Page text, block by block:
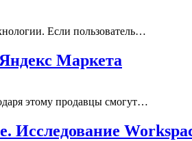
Если пользователь…
Маркета
этому продавцы смогут…
Исследование